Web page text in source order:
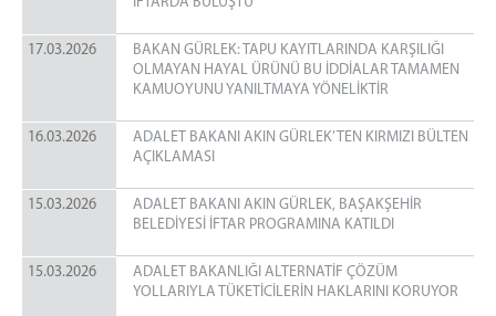
17.03.2026
BAKAN GÜRLEK: TAPU KAYITLARINDA KARŞILIĞI
OLMAYAN HAYAL ÜRÜNÜ BU İDDİALAR TAMAMEN
KAMUOYUNU YANILTMAYA YÖNELİKTİR
16.03.2026
ADALET BAKANI AKIN GÜRLEK’TEN KIRMIZI BÜLTEN
AÇIKLAMASI
15.03.2026
ADALET BAKANI AKIN GÜRLEK, BAŞAKŞEHİR
BELEDİYESİ İFTAR PROGRAMINA KATILDI
15.03.2026
ADALET BAKANLIĞI ALTERNATİF ÇÖZÜM
YOLLARIYLA TÜKETİCİLERİN HAKLARINI KORUYOR